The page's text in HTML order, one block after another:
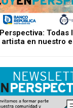
Todas
artista en nuestro